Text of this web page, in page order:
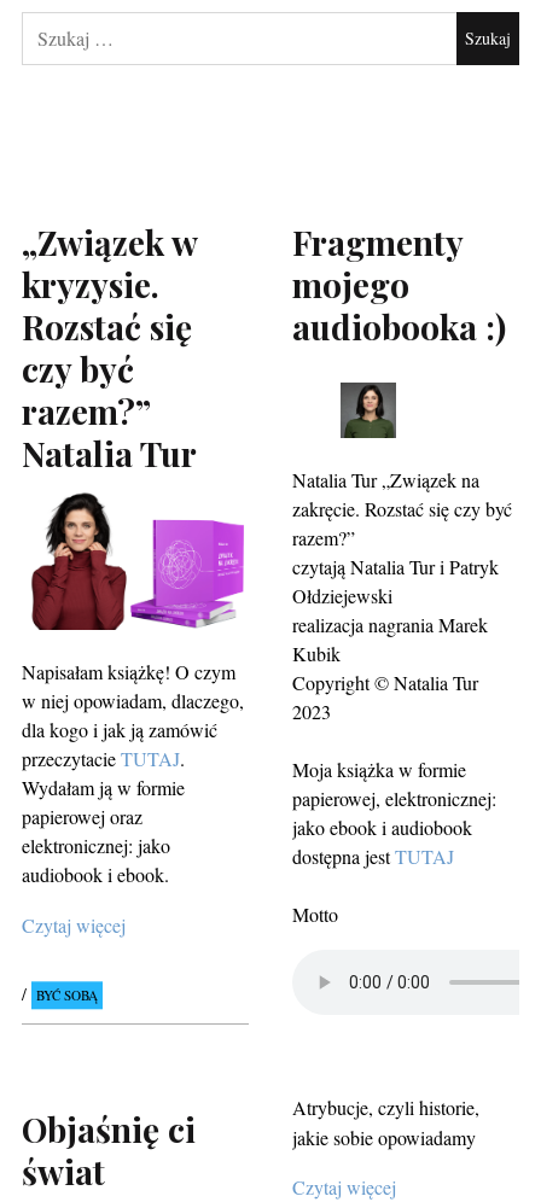
„Związek w
kryzysie.
Rozstać się
czy być
razem?”
Natalia Tur
Napisałam książkę! O czym
w niej opowiadam, dlaczego,
dla kogo i jak ją zamówić
przeczytacieTUTAJ.
Wydałam ją w formie
papierowej oraz
elektronicznej: jako
audiobook i ebook.
Czytaj więcej
BYĆ SOBĄ
Fragmenty
mojego
audiobooka :)
Natalia Tur „Związek na
zakręcie. Rozstać się czy być
razem?”
czytają Natalia Tur i Patryk
Ołdziejewski
realizacja nagrania Marek
Kubik
Copyright © Natalia Tur
2023
Moja książka w formie
papierowej, elektronicznej:
jako ebook i audiobook
dostępna jestTUTAJ
Motto
Atrybucje, czyli historie,
jakie sobie opowiadamy
Czytaj więcej
Objaśnię ci
świat